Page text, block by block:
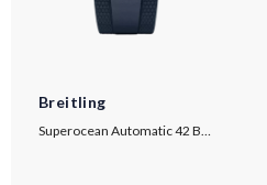
Breitling
Superocean Automatic 42 Blue Danube Edition